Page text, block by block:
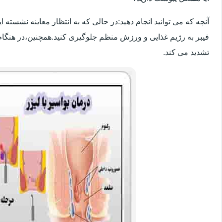
آنچه که می توانید انجام دهید:در حالی که به انتظار معاینه
فیبر به رژیم غذایی و ورزش منظم جلوگیری کنید.همچنین،در
تشدید می کند.